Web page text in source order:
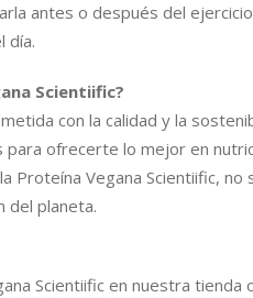
antes o después del
día.
Scientiific?
con la calidad y la
ofrecerte lo mejor en
Proteína Vegana Scientiific, no
del planeta.
Scientiific en nuestra tienda